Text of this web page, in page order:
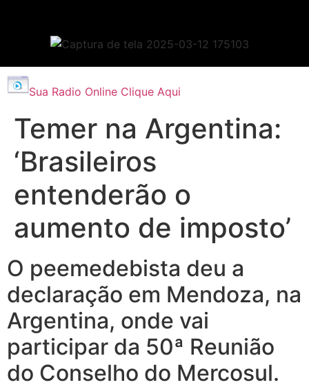
Sua Radio Online Clique Aqui
Temer na Argentina:
‘Brasileiros
entenderão o
aumento de imposto’
O peemedebista deu a
declaração em Mendoza, na
Argentina, onde vai
participar da 50ª Reunião
do Conselho do Mercosul.